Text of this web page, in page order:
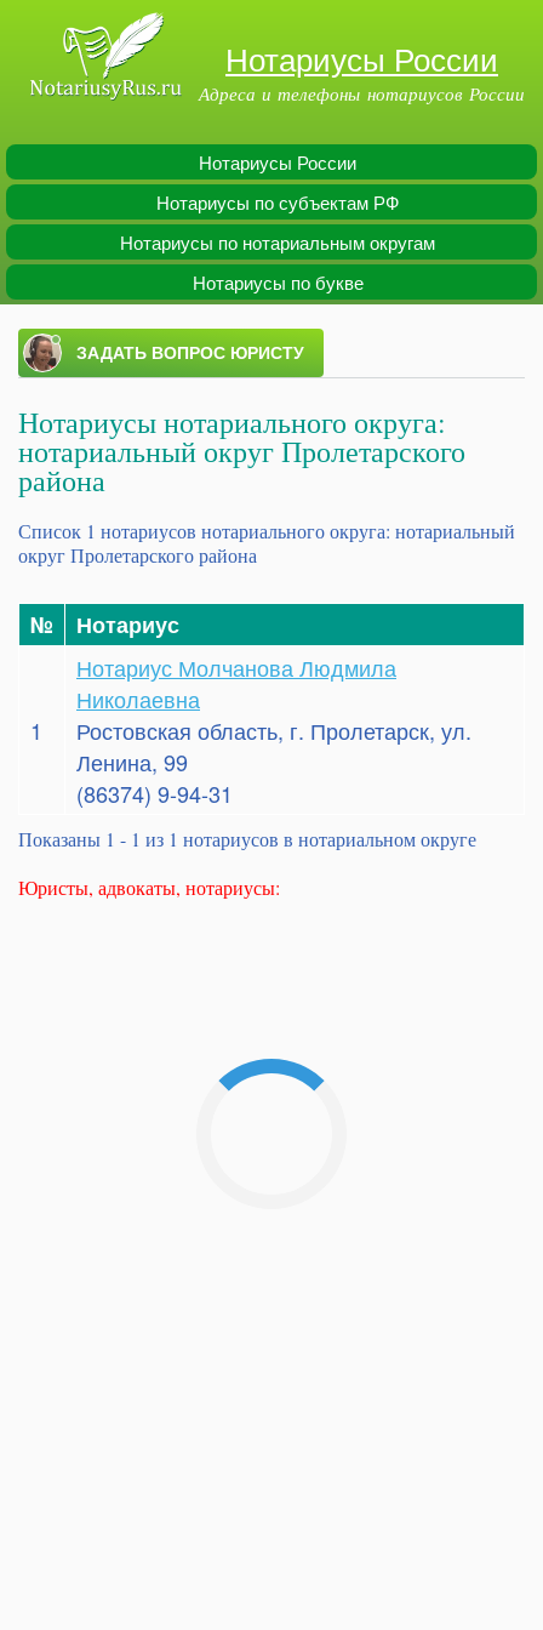
основному
содержанию
Нотариусы России
Адреса и телефоны нотариусов России
Main menu
Нотариусы России
Нотариусы по субъектам РФ
Нотариусы по нотариальным округам
Нотариусы по букве
Нотариусы нотариального округа:
нотариальный округ Пролетарского
района
Список 1 нотариусов нотариального округа: нотариальный
округ Пролетарского района
№ Нотариус
1
Нотариус Молчанова Людмила
Николаевна
Ростовская область, г. Пролетарск, ул.
Ленина, 99
(86374) 9-94-31
Показаны 1 - 1 из 1 нотариусов в нотариальном округе
Юристы, адвокаты, нотариусы: